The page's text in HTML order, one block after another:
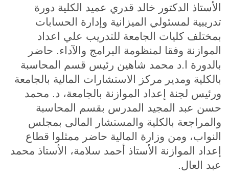
الموظفون
الزائـرون
سجل الان
الأستاذ الدكتور خالد قدري عميد الكلية دورة
تدريبية لمسئولي الميزانية وإدارة الحسابات
بمختلف كليات الجامعة للتدريب علي اعداد
الموازنة وفقا لمنظومة البرامج والآداء. حاضر
بالدورة ا.د محمد شاهين رئيس قسم المحاسبة
بالكلية ومدير مركز الاستشارات المالية بالجامعة
ورئيس لجنة إعداد الموازنة بالجامعة، د. محمد
حسن عبد المجيد المدرس بقسم المحاسبة
والمراجعة بالكلية والمستشار المالى بمجلس
النواب، ومن وزارة المالية حاضر ممثلوا قطاع
إعداد الموازنة الأستاذ أحمد سلامة، الأستاذ محمد
عبد العال.